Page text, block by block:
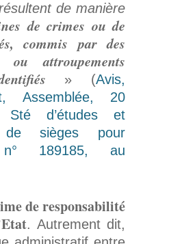
de manière
de crimes ou de
commis par des
ou attroupements
» (Avis,
Assemblée, 20
Sté d’études et
de sièges pour
n° 189185, au
de responsabilité
. Autrement dit,